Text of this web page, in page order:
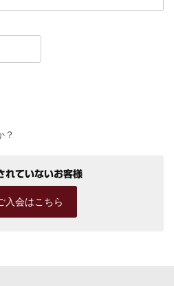
？
れていないお客様
入会はこちら